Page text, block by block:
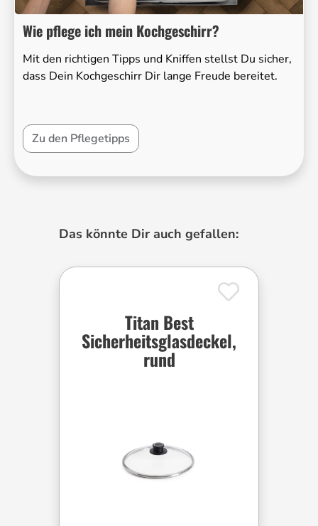
Wie pflege ich mein Kochgeschirr?
Mit den richtigen Tipps und Kniffen stellst Du sicher,
dass Dein Kochgeschirr Dir lange Freude bereitet.
Zu den Pflegetipps
Produktgalerie überspringen
Das könnte Dir auch gefallen:
Titan Best
Sicherheitsglasdeckel,
rund